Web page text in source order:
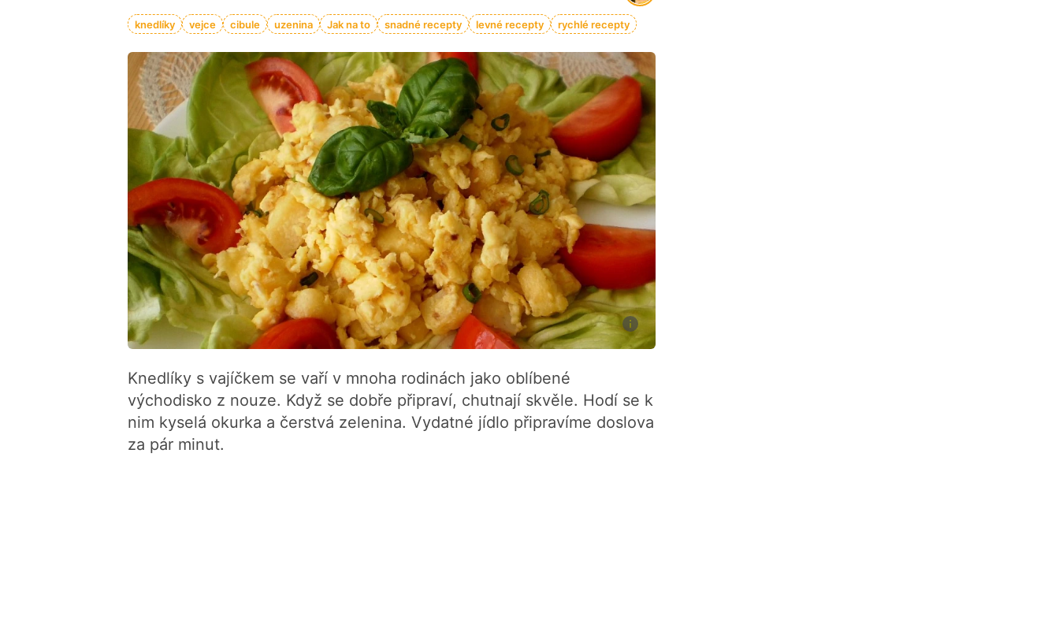
knedlíky vejce cibule uzenina Jak na to snadné recepty levné recepty rychlé recepty
Knedlíky s vajíčkem se vaří v mnoha rodinách jako oblíbené
východisko z nouze. Když se dobře připraví, chutnají skvěle. Hodí se k
nim kyselá okurka a čerstvá zelenina. Vydatné jídlo připravíme doslova
za pár minut.